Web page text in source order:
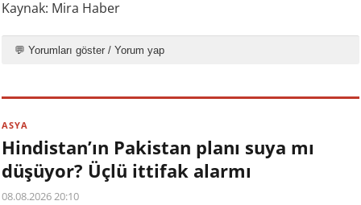
Kaynak: Mira Haber
💬 Yorumları göster / Yorum yap
ASYA
Hindistan’ın Pakistan planı suya mı
düşüyor? Üçlü ittifak alarmı
08.08.2026 20:10